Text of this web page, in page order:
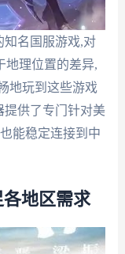
知名国服游戏,对
地理位置的差异,
地玩到这些游戏
供了专门针对美
能稳定连接到中
地区需求